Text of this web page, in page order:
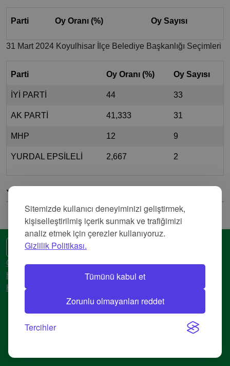
Sitemizde kullanıcı deneyiminizi geliştirmek,
kişiselleştirilmiş içerik sunmak ve trafiğimizi
analiz etmek için çerezler kullanıyoruz.
Gizlilik Politikası.
Tümünü kabul et
Zorunlu olmayanları reddet
Tercihler
Parti Oy Oranı (%) Oy Sayısı
31 Mart 2024 Koyulhisar İlçe Belediye Başkanlığı Seçimleri
Parti Oy Oranı (%) Oy Sayısı
İYİ PARTİ 44 33
AK PARTİ 41,333 31
MHP 12 9
YURDAL EPSİLELİ 2,667 2
Yorumlar
🌍 Başka bir dil
Gizlilik Politikası
Hizmet Şartları
Künye
© 2018-2026 AtlasBig.com